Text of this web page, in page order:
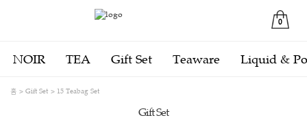
0
NOIR TEA Gift Set Teaware Liquid &
홈 Gift Set 15 Teabag Set
Gift Set